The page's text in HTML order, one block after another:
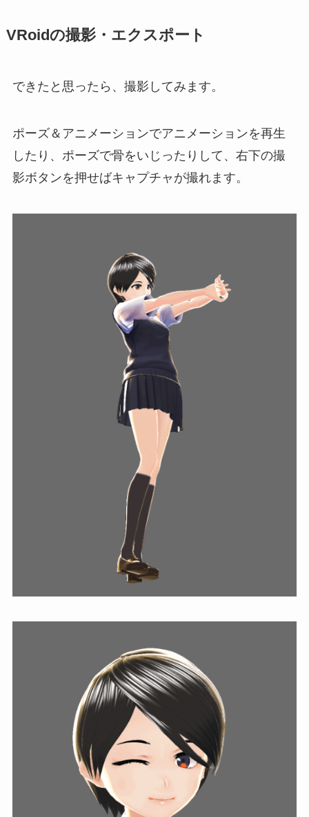
VRoidの撮影・エクスポート
できたと思ったら、撮影してみます。
ポーズ＆アニメーションでアニメーションを再生
したり、ポーズで骨をいじったりして、右下の撮
影ボタンを押せばキャプチャが撮れます。